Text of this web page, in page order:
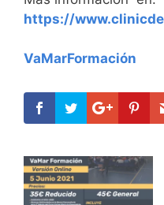
https://
VaMarFormación